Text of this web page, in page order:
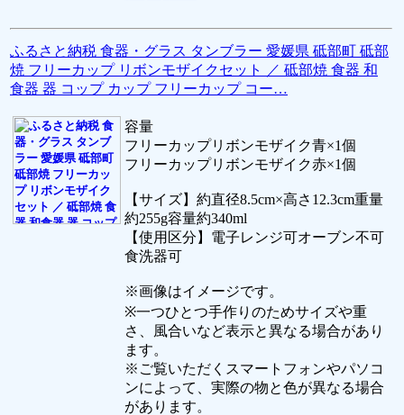
ふるさと納税 食器・グラス タンブラー 愛媛県 砥部町 砥部
焼 フリーカップ リボンモザイクセット ／ 砥部焼 食器 和
食器 器 コップ カップ フリーカップ コー…
容量
フリーカップリボンモザイク青×1個
フリーカップリボンモザイク赤×1個
【サイズ】約直径8.5cm×高さ12.3cm重量
約255g容量約340ml
【使用区分】電子レンジ可オーブン不可
食洗器可
※画像はイメージです。
※一つひとつ手作りのためサイズや重
さ、風合いなど表示と異なる場合があり
ます。
※ご覧いただくスマートフォンやパソコ
ンによって、実際の物と色が異なる場合
があります。